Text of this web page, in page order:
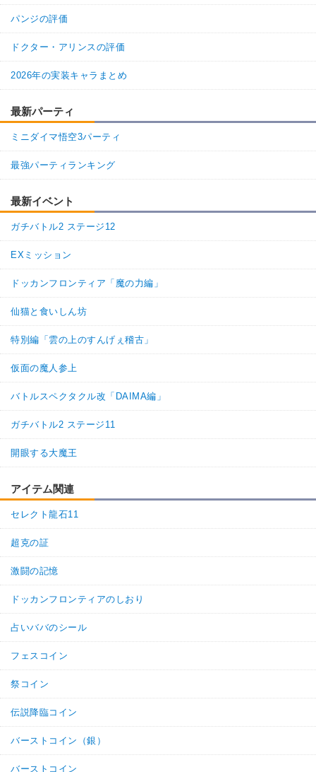
パンジの評価
ドクター・アリンスの評価
2026年の実装キャラまとめ
最新パーティ
ミニダイマ悟空3パーティ
最強パーティランキング
最新イベント
ガチバトル2 ステージ12
EXミッション
ドッカンフロンティア「魔の力編」
仙猫と食いしん坊
特別編「雲の上のすんげぇ稽古」
仮面の魔人参上
バトルスペクタクル改「DAIMA編」
ガチバトル2 ステージ11
開眼する大魔王
アイテム関連
セレクト龍石11
超克の証
激闘の記憶
ドッカンフロンティアのしおり
占いババのシール
フェスコイン
祭コイン
伝説降臨コイン
バーストコイン（銀）
バーストコイン